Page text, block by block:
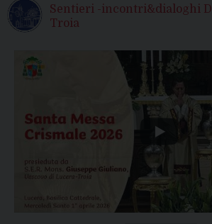
Sentieri -incontri&dialoghi
Troia